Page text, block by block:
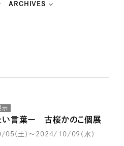
ARCHIVES
示
い言葉ー 古桜かのこ個展
土）～2024/10/09（水）